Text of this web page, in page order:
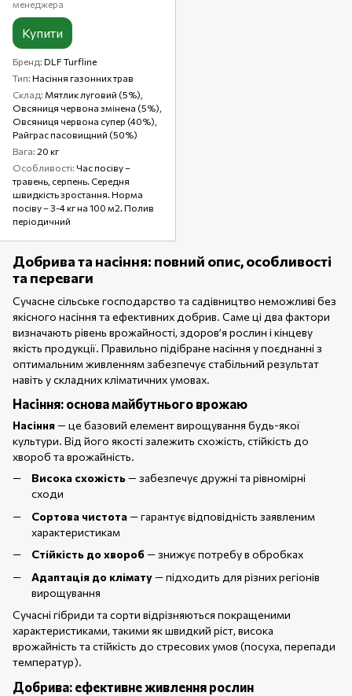
менеджера
Купити
Бренд DLF Turfline
Тип Насіння газонних трав
Склад Мятлик луговий (5%),
Овсяниця червона змінена (5%),
Овсяниця червона супер (40%),
Райграс пасовищний (50%)
Вага 20 кг
Особливості Час посіву –
травень, серпень. Середня
швидкість зростання. Норма
посіву – 3-4 кг на 100 м2. Полив
періодичний
Добрива та насіння: повний опис, особливості
та переваги
Сучасне сільське господарство та садівництво неможливі без
якісного насіння та ефективних добрив. Саме ці два фактори
визначають рівень врожайності, здоров’я рослин і кінцеву
якість продукції. Правильно підібране насіння у поєднанні з
оптимальним живленням забезпечує стабільний результат
навіть у складних кліматичних умовах.
Насіння: основа майбутнього врожаю
Насіння— це базовий елемент вирощування будь-якої
культури. Від його якості залежить схожість, стійкість до
хвороб та врожайність.
Висока схожість— забезпечує дружні та рівномірні
сходи
Сортова чистота— гарантує відповідність заявленим
характеристикам
Стійкість до хвороб— знижує потребу в обробках
Адаптація до клімату— підходить для різних регіонів
вирощування
Сучасні гібриди та сорти відрізняються покращеними
характеристиками, такими як швидкий ріст, висока
врожайність та стійкість до стресових умов (посуха, перепади
температур).
Добрива: ефективне живлення рослин